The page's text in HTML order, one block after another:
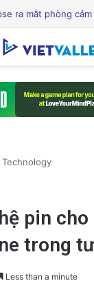
Technology
pin cho
trong
Less than a minute